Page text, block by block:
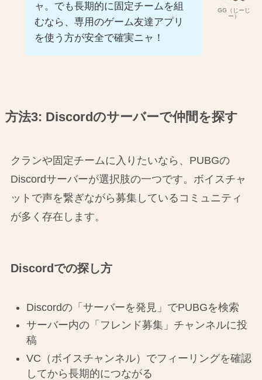
GG（じーじ
ー）
ャ。でも長期的に固定チームを組
むなら、専用のゲーム友達アプリ
を使う方が安全で確実ニャ！
方法3: Discordのサーバーで仲間を探す
クランや固定チームに入りたいなら、PUBGの
Discordサーバーが選択肢の一つです。ボイスチャ
ットで声を繋ぎながら募集しているコミュニティ
が多く存在します。
Discordでの探し方
Discordの「サーバーを発見」でPUBGを検索
サーバー内の「フレンド募集」チャンネルに投
稿
VC（ボイスチャンネル）でフィーリングを確認
してから長期的につながる